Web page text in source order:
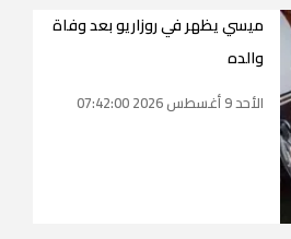
ميسي يظهر في روزاريو بعد وفاة
والده
الأحد 9 أغسطس 2026 07:42:00